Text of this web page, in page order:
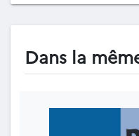
Dans la